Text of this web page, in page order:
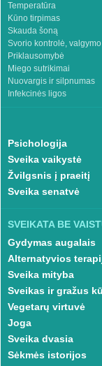
Temperatūra
Kūno tirpimas
Skauda šoną
Svorio kontrolė,
Priklausomybė
Miego sutrikimai
Nuovargis ir silpnumas
Infekcinės ligos
Psichologija
Sveika vaikystė
Žvilgsnis į praeitį
Sveika senatvė
SVEIKATA BE
Gydymas augalais
Alternatyvios
Sveika mityba
Sveikas ir gražus
Vegetarų virtuvė
Joga
Sveika dvasia
Sėkmės istorijos